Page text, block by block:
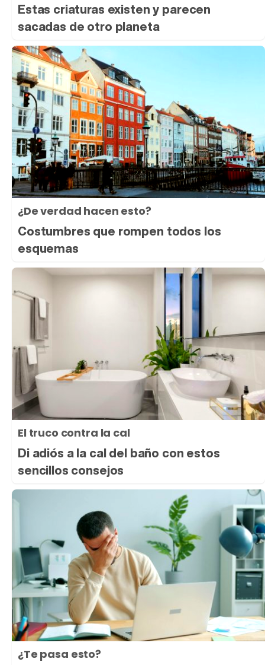
Estas criaturas existen y parecen
sacadas de otro planeta
¿De verdad hacen esto?
Costumbres que rompen todos los
esquemas
El truco contra la cal
Di adiós a la cal del baño con estos
sencillos consejos
¿Te pasa esto?